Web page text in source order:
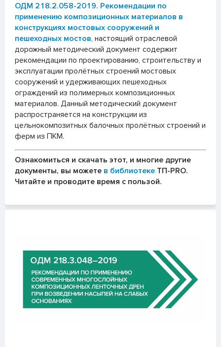
ОДМ 218.2.058-2019. Рекомендации по
применению композиционных материалов в
конструкциях мостовых сооружений и
пешеходных мостов, настоящий отраслевой
дорожный методический документ содержит
рекомендации по проектированию, строительству и
эксплуатации пролётных строений мостовых
сооружений и удерживающих пешеходных
ограждений из полимерных композиционных
материалов. Данный методический документ
распространяется на конструкции из
цельнокомпозитных балочных пролётных строений и
ферм из ПКМ.
Ознакомиться и скачать этот, и многие другие
документы, вы можете в библиотеке ТП-PRO.
Читайте и проводите время с пользой.